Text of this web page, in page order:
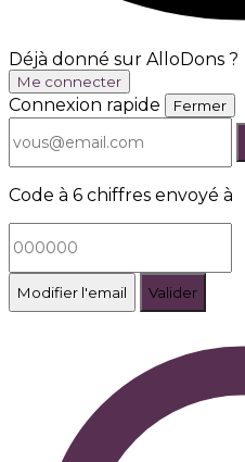
Déjà donné sur AlloDons ?
Me connecter
Connexion rapide Fermer
Code à 6 chiffres envoyé à
Modifier l'email Valider